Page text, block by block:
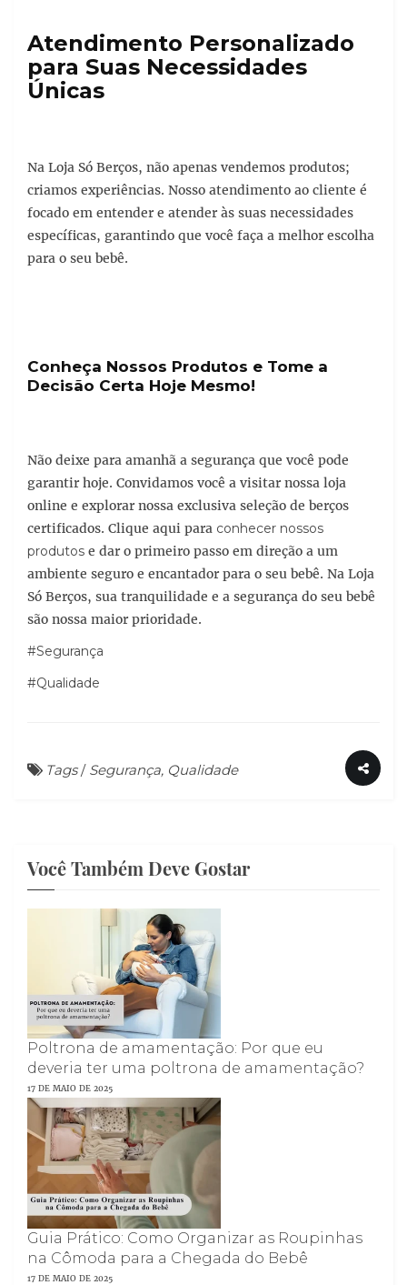
Atendimento Personalizado
para Suas Necessidades
Únicas
Na Loja Só Berços, não apenas vendemos produtos;
criamos experiências. Nosso atendimento ao cliente é
focado em entender e atender às suas necessidades
específicas, garantindo que você faça a melhor escolha
para o seu bebê.
Conheça Nossos Produtos e Tome a
Decisão Certa Hoje Mesmo!
Não deixe para amanhã a segurança que você pode
garantir hoje. Convidamos você a visitar nossa loja
online e explorar nossa exclusiva seleção de berços
certificados. Clique aqui para conhecer nossos
produtos e dar o primeiro passo em direção a um
ambiente seguro e encantador para o seu bebê. Na Loja
Só Berços, sua tranquilidade e a segurança do seu bebê
são nossa maior prioridade.
#Segurança
#Qualidade
Tags/ Segurança, Qualidade
Você Também Deve Gostar
Poltrona de amamentação: Por que eu
deveria ter uma poltrona de amamentação?
17 DE MAIO DE 2025
Guia Prático: Como Organizar as Roupinhas
na Cômoda para a Chegada do Bebê
17 DE MAIO DE 2025